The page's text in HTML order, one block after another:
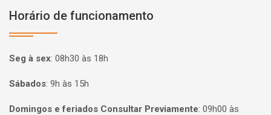
Horário de funcionamento
Seg à sex: 08h30 às 18h
Sábados: 9h às 15h
Domingos e feriados Consultar Previamente: 09h00 às